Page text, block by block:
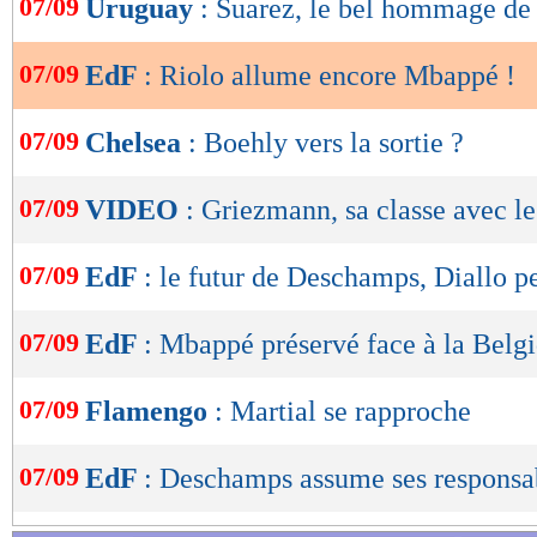
de
OK
07/09 Uruguay : Suarez, le bel hommage
07/09 EdF : Riolo allume encore Mbappé !
07/09 Chelsea : Boehly vers la sortie ?
07/09 VIDEO : Griezmann, sa classe avec
07/09 EdF : le futur de Deschamps, Diallo
07/09 EdF : Mbappé préservé face à la
07/09 Flamengo : Martial se rapproche
07/09 EdF : Deschamps assume ses